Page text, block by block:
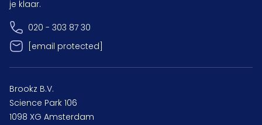
je klaar.
020 - 303 87 30
[email protected]
Brookz B.V.
Science Park 106
1098 XG Amsterdam